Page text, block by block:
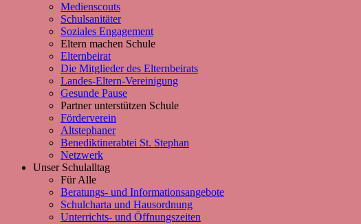
Medienscouts
Schulsanitäter
Soziales Engagement
Eltern machen Schule
Elternbeirat
Die Mitglieder des Elternbeirats
Landes-Eltern-Vereinigung
Gesunde Pause
Partner unterstützen Schule
Förderverein
Altstephaner
Benediktinerabtei St. Stephan
Netzwerk
Unser Schulalltag
Für Alle
Beratungs- und Informationsangebote
Schulcharta und Hausordnung
Unterrichts- und Öffnungszeiten